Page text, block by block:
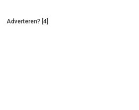
Adverteren? [4]